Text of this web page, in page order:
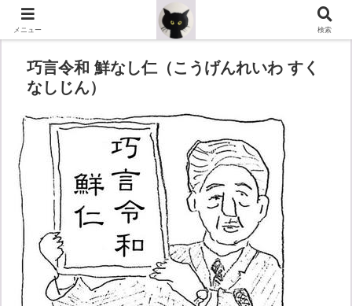
巧言令和 鮮なし仁（こうげんれいわ すく
なしじん）
メニュー 検索